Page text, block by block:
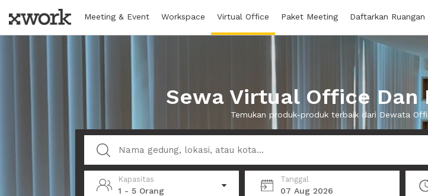
Meeting & Event Workspace Virtual Office Paket Meeting Daftarkan Ruangan
Sewa Virtual Office
Temukan produk-produk terbaik dari Dewata
Kapasitas
1 - 5 Orang
Tanggal
07 Aug 2026